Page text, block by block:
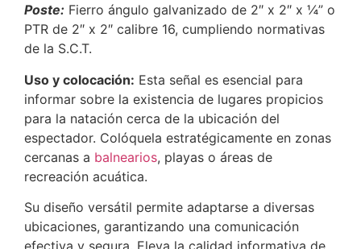
Poste: Fierro ángulo galvanizado de 2″ x 2″ x ¼” o
PTR de 2″ x 2″ calibre 16, cumpliendo normativas
de la S.C.T.
Uso y colocación: Esta señal es esencial para
informar sobre la existencia de lugares propicios
para la natación cerca de la ubicación del
espectador. Colóquela estratégicamente en zonas
cercanas a balnearios, playas o áreas de
recreación acuática.
Su diseño versátil permite adaptarse a diversas
ubicaciones, garantizando una comunicación